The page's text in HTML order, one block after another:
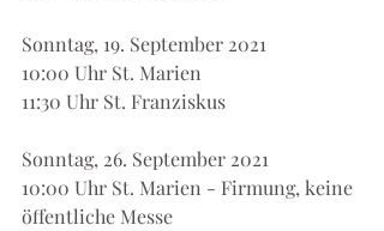
Sonntag, 19. September 2021
10:00 Uhr St. Marien
11:30 Uhr St. Franziskus
Sonntag, 26. September 2021
10:00 Uhr St. Marien - Firmung, keine
öffentliche Messe